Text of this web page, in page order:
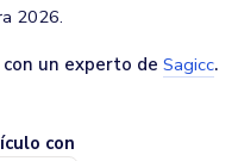
2026.
un experto de Sagicc.
con